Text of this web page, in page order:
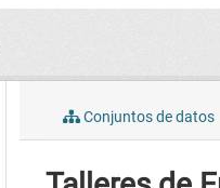
Conjuntos de datos